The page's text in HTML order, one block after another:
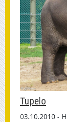
Tupelo
03.10.2010 -